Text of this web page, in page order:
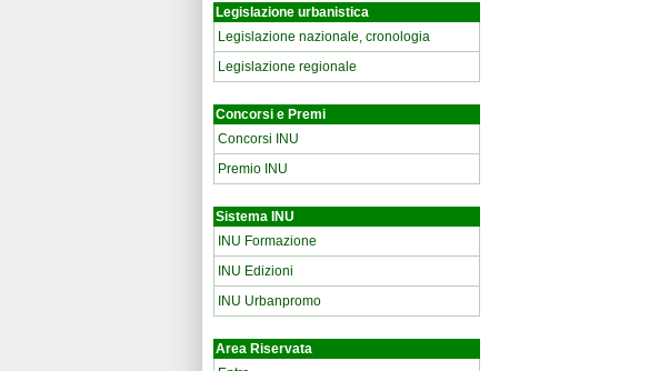
Legislazione urbanistica
Legislazione nazionale, cronologia
Legislazione regionale
Concorsi e Premi
Concorsi INU
Premio INU
Sistema INU
INU Formazione
INU Edizioni
INU Urbanpromo
Area Riservata